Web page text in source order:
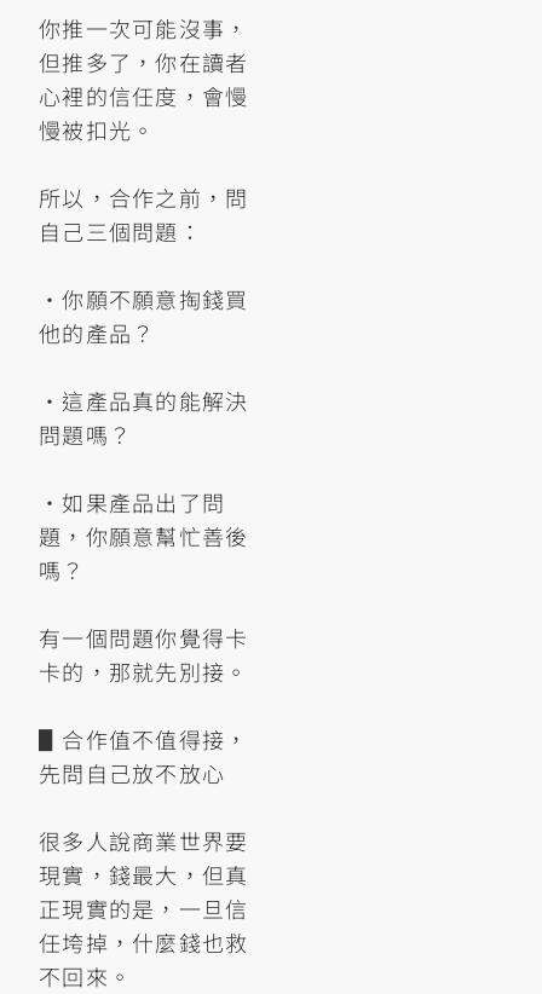
你推一次可能沒事，
但推多了，你在讀者
心裡的信任度，會慢
慢被扣光。
所以，合作之前，問
自己三個問題：
•你願不願意掏錢買
他的產品？
•這產品真的能解決
問題嗎？
•如果產品出了問
題，你願意幫忙善後
嗎？
有一個問題你覺得卡
卡的，那就先別接。
▋合作值不值得接，
先問自己放不放心
很多人說商業世界要
現實，錢最大，但真
正現實的是，一旦信
任垮掉，什麼錢也救
不回來。